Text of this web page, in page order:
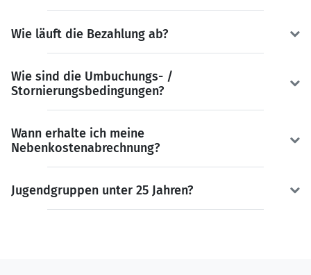
Wie läuft die Bezahlung ab?
Wie sind die Umbuchungs- /
Stornierungsbedingungen?
Wann erhalte ich meine
Nebenkostenabrechnung?
Jugendgruppen unter 25 Jahren?